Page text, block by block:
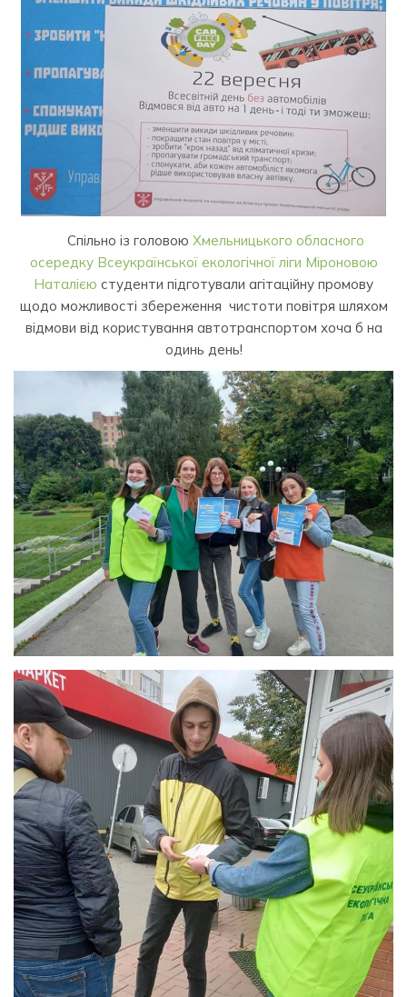
Спільно із головою Хмельницького обласного
осередку Всеукраїнської екологічної ліги Міроновою
Наталією студенти підготували агітаційну промову
щодо можливості збереження чистоти повітря шляхом
відмови від користування автотранспортом хоча б на
одинь день!